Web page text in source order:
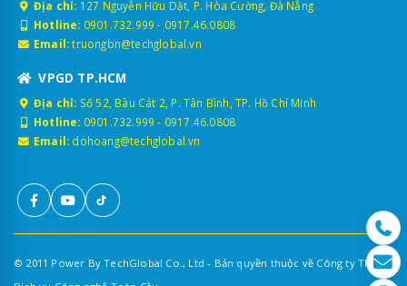
Địa chỉ: 127 Nguyễn Hữu Dật, P. Hòa Cường, Đà Nẵng
Hotline: 0901.732.999 - 0917.46.0808
Email: truongbn@techglobal.vn
VPGD TP.HCM
Địa chỉ: Số 52, Bàu Cát 2, P. Tân Bình, TP. Hồ Chí Minh
Hotline: 0901.732.999 - 0917.46.0808
Email: dohoang@techglobal.vn
© 2011 Power By TechGlobal Co., Ltd - Bản quyền thuộc về Công ty TNHH